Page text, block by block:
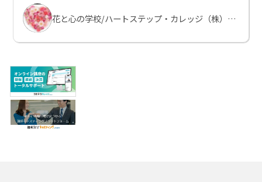
花と心の学校/ハートステップ・カレッジ（株）シェルメール